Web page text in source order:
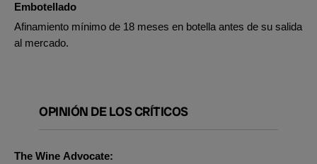
Embotellado
Afinamiento mínimo de 18 meses en botella antes de su salida
al mercado.
OPINIÓN DE LOS CRÍTICOS
The Wine Advocate: